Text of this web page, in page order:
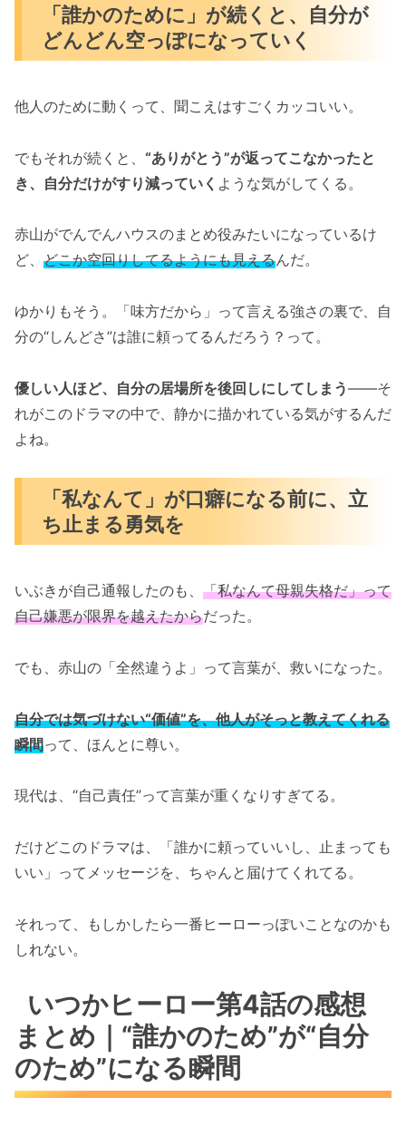
「誰かのために」が続くと、自分が
どんどん空っぽになっていく
他人のために動くって、聞こえはすごくカッコいい。
でもそれが続くと、 “ありがとう”が返ってこなかったと
き、自分だけがすり減っていく ような気がしてくる。
赤山がでんでんハウスのまとめ役みたいになっているけ
ど、 どこか空回りしてるようにも見えるんだ。
ゆかりもそう。「味方だから」って言える強さの裏で、自
分の“しんどさ”は誰に頼ってるんだろう？って。
優しい人ほど、自分の居場所を後回しにしてしまう――そ
れがこのドラマの中で、静かに描かれている気がするんだ
よね。
「私なんて」が口癖になる前に、立
ち止まる勇気を
いぶきが自己通報したのも、 「私なんて母親失格だ」って
自己嫌悪が限界を越えたからだった。
でも、赤山の「全然違うよ」って言葉が、救いになった。
自分では気づけない“価値”を、他人がそっと教えてくれる
瞬間って、ほんとに尊い。
現代は、“自己責任”って言葉が重くなりすぎてる。
だけどこのドラマは、「誰かに頼っていいし、止まっても
いい」ってメッセージを、ちゃんと届けてくれてる。
それって、もしかしたら一番ヒーローっぽいことなのかも
しれない。
いつかヒーロー第4話の感想
まとめ｜“誰かのため”が“自分
のため”になる瞬間